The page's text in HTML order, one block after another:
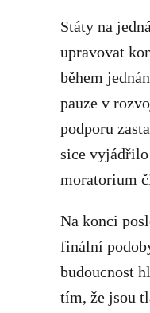
Státy na
upravovat
během
pauze v
podporu
sice vyjádřilo
moratorium
Na konci
finální
budoucnost
tím, že jsou